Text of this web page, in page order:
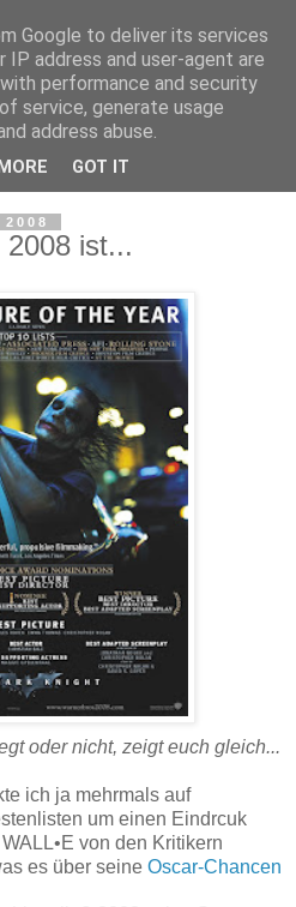
2008 ist...
oder nicht, zeigt euch gleich...
ich ja mehrmals auf
um einen Eindrcuk
von den Kritikern
es über seine Oscar-Chancen
Google to deliver its services
IP address and user-agent are
performance and security
service, generate usage
address abuse.
GOT IT